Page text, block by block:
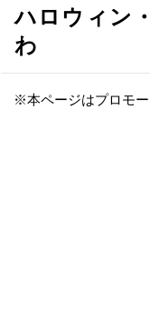
ハロウィン
わ
※本ページはプロモー